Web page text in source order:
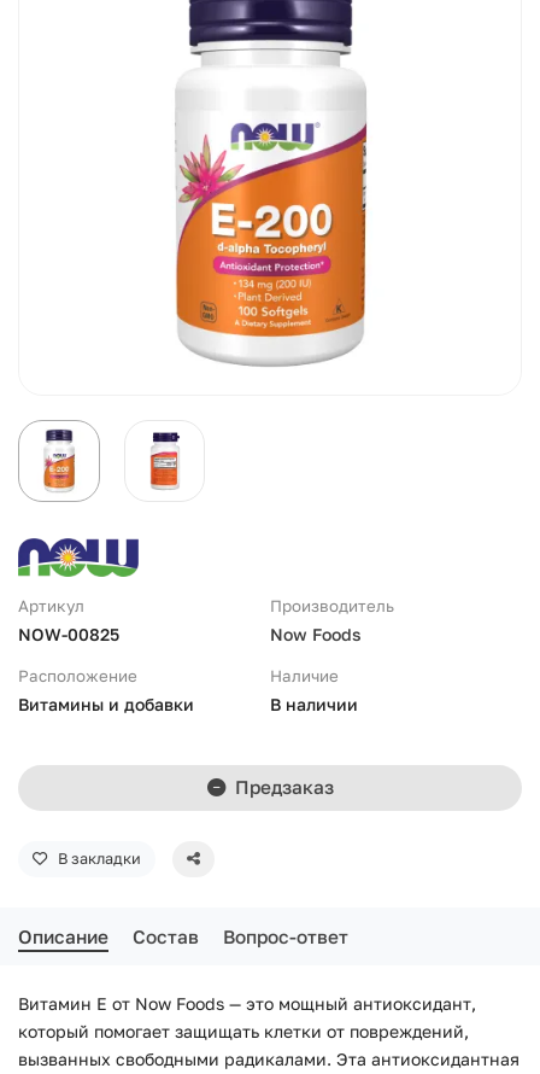
Артикул
NOW-00825
Производитель
Now Foods
Расположение
Витамины и добавки
Наличие
В наличии
Предзаказ
В закладки
Описание Состав Вопрос-ответ
Витамин E от Now Foods — это мощный антиоксидант,
который помогает защищать клетки от повреждений,
вызванных свободными радикалами. Эта антиоксидантная